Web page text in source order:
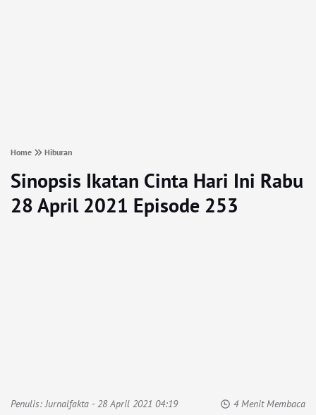
Home Hiburan
Sinopsis Ikatan Cinta Hari Ini Rabu
28 April 2021 Episode 253
Penulis:Jurnalfakta - 28 April 2021 04:19 4 Menit Membaca